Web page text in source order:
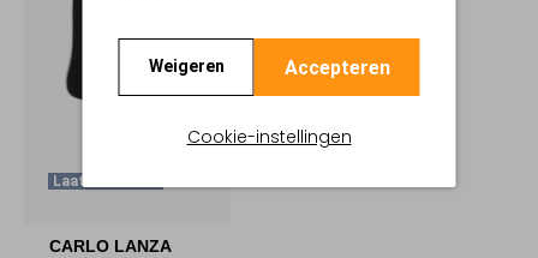
Weigeren Accepteren
Cookie-instellingen
Laatste Maten
CARLO LANZA